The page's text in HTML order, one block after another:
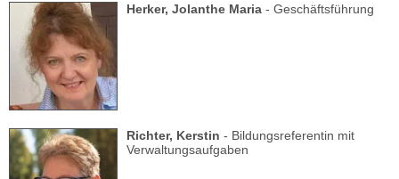
Herker, Jolanthe Maria - Geschäftsführung
Richter, Kerstin - Bildungsreferentin mit
Verwaltungsaufgaben